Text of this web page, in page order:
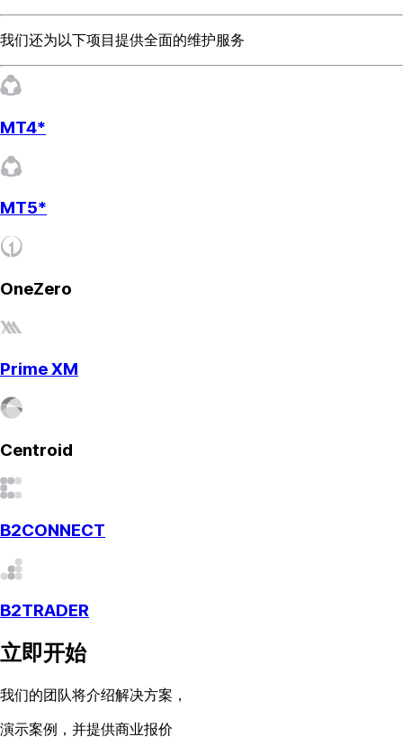
我们还为以下项目提供全面的维护服务
MT4*
MT5*
OneZero
Prime XM
Centroid
B2CONNECT
B2TRADER
立即开始
我们的团队将介绍解决方案，
演示案例，并提供商业报价